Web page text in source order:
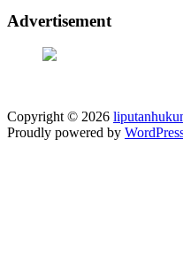
Advertisement
Copyright © 2026
Proudly powered by